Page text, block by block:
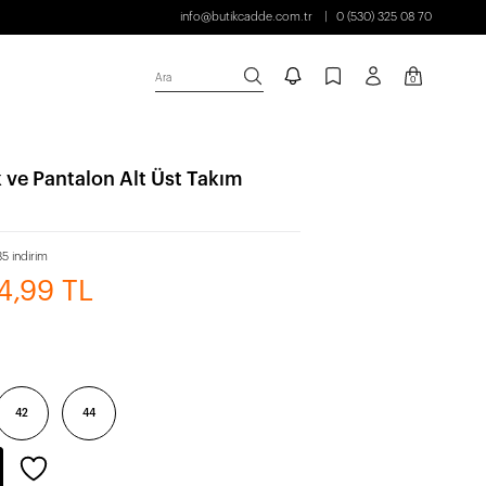
info@butikcadde.com.tr 0 (530) 325 08 70
Ara 0
Pantalon Alt Üst Takım
indirim
TL
42 44